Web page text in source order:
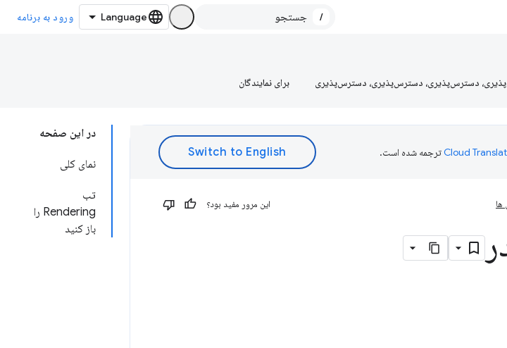
/ ورود به برنامه
دسترس‌پذیری، دسترس‌پذیری، دسترس‌پذیری برای نمایندگان
در این صفحه
نمای کلی
تب
Rendering را
باز کنید
ترجمه شده است.
ها این مرور مفید بود؟